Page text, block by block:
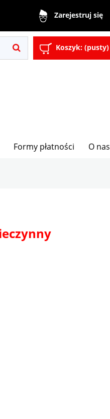
Zarejestruj się
Koszyk: (pusty)
Formy płatności O nas